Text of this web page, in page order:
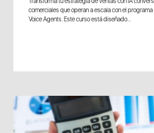
comerciales que operan a escala con el
Voice Agents. Este curso está diseñado...